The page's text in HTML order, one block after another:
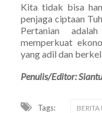
Kita tidak bisa
penjaga ciptaan
Pertanian
memperkuat
yang adil dan
Penulis/Editor:
Tags: